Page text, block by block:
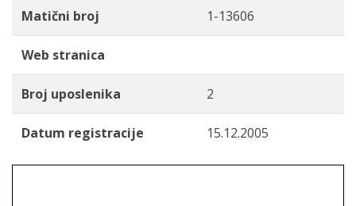
Matični broj 1-13606
Web stranica
Broj uposlenika 2
Datum registracije 15.12.2005